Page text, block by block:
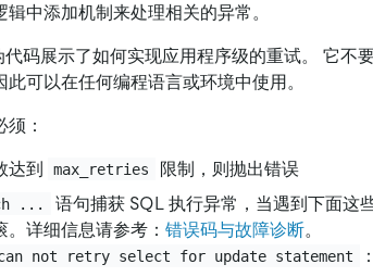
中添加机制来处理相关的异常。
码展示了如何实现应用程序级的重试。 它不
可以在任何编程语言或环境中使用。
：
达到 max_retries
限制，则抛出错误
...
语句捕获 SQL 执行异常，当遇到下面这
详细信息请参考： 错误码与故障诊断。
not retry select for update statement